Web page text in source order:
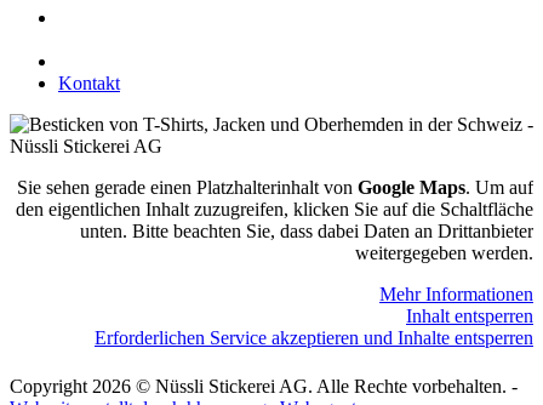
Kontakt
Sie sehen gerade einen Platzhalterinhalt von Google Maps. Um auf
den eigentlichen Inhalt zuzugreifen, klicken Sie auf die Schaltfläche
unten. Bitte beachten Sie, dass dabei Daten an Drittanbieter
weitergegeben werden.
Mehr Informationen
Inhalt entsperren
Erforderlichen Service akzeptieren und Inhalte entsperren
Copyright 2026 © Nüssli Stickerei AG. Alle Rechte vorbehalten. -